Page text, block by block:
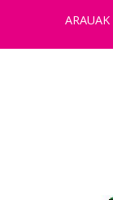
ARAUAK